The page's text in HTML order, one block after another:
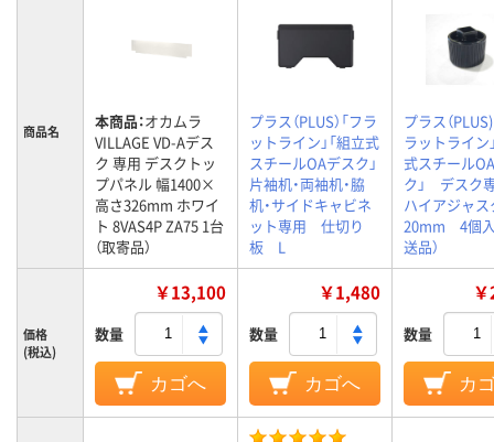
商品名 本商品：オカムラ
VILLAGE VD-Aデス
ク 専用 デスクトッ
プパネル 幅1400×
高さ326mm ホワイ
ト 8VAS4P ZA75 1台
（取寄品）
プラス（PLUS）「フラ
ットライン」「組立式
スチールOAデスク」
片袖机・両袖机・脇
机・サイドキャビネ
ット専用 仕切り
板 L
プラス（
ラットライン
式スチール
ク」 デス
ハイアジャス
20mm 4個入
送品）
価格
(税込)
￥13,100
数量
カゴへ
￥1,480
数量
カゴへ
数量
カ